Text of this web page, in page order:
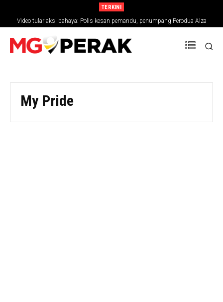
TERKINI
Video tular aksi bahaya: Polis kesan pemandu, penumpang Perodua Alza
My Pride